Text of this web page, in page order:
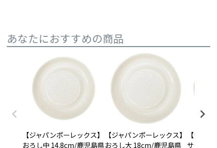
あなたにおすすめの商品
【ジャパンポーレックス】
おろし中 14.8cm/鹿児島県
【ジャパンポーレックス】
おろし大 18cm/鹿児島県
【ジャ
サラダと